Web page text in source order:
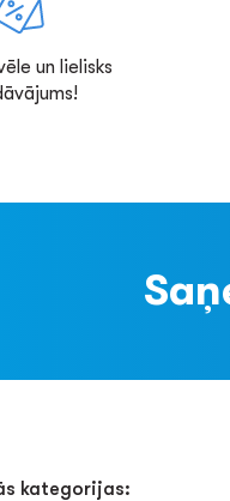
un lielisks
kategorijas: